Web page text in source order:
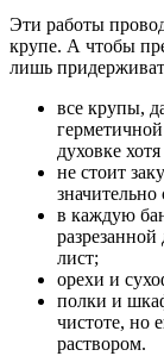
Эти работы
крупе. А чтобы
лишь
все крупы,
духовке
не стоит
в каждую
лист;
орехи и
полки и
чистоте, но
раствором.